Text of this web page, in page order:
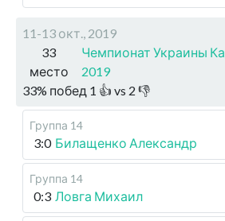
11-13 окт., 2019
33
место
Чемпионат Украины
2019
33% побед 1 👍 vs 2 👎
Группа 14
3:0 Билащенко Александр
Группа 14
0:3 Ловга Михаил